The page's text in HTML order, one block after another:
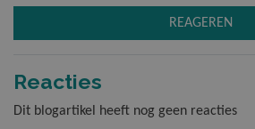
REAGEREN
Reacties
Dit blogartikel heeft nog geen reacties